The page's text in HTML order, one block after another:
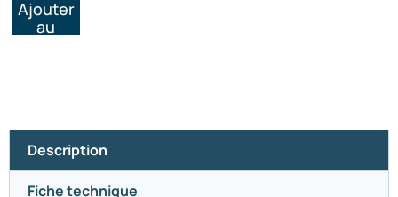
Ajouter
au
Description
Fiche technique